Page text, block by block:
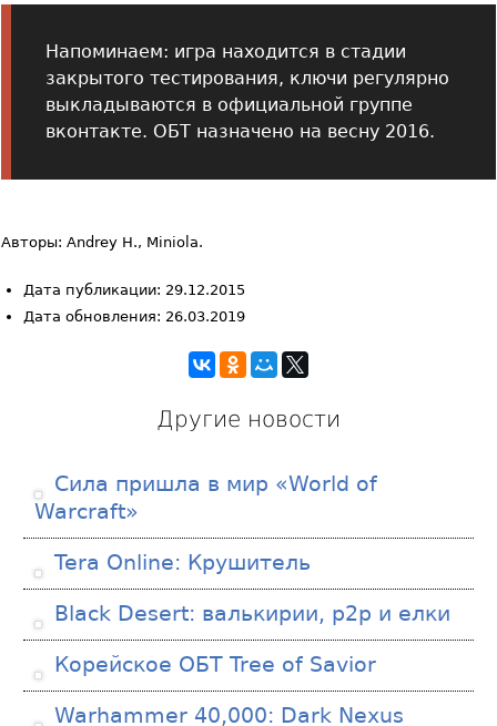
Напоминаем: игра находится в стадии
закрытого тестирования, ключи регулярно
выкладываются в официальной группе
вконтакте. ОБТ назначено на весну 2016.
Авторы: Andrey H., Miniola.
Дата публикации: 29.12.2015
Дата обновления: 26.03.2019
Другие новости
Сила пришла в мир «World of
Warcraft»
Tera Online: Крушитель
Black Desert: валькирии, p2p и елки
Корейское ОБТ Tree of Savior
Warhammer 40,000: Dark Nexus